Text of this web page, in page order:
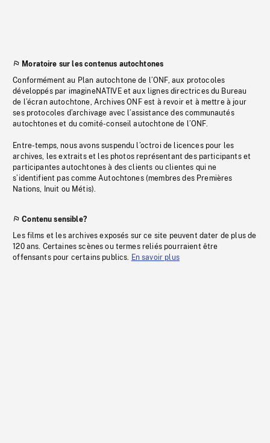
Moratoire sur les contenus autochtones
Conformément au Plan autochtone de l’ONF, aux protocoles
développés par imagineNATIVE et aux lignes directrices du Bureau
de l’écran autochtone, Archives ONF est à revoir et à mettre à jour
ses protocoles d’archivage avec l’assistance des communautés
autochtones et du comité-conseil autochtone de l’ONF.
Entre-temps, nous avons suspendu l’octroi de licences pour les
archives, les extraits et les photos représentant des participants et
participantes autochtones à des clients ou clientes qui ne
s’identifient pas comme Autochtones (membres des Premières
Nations, Inuit ou Métis).
Contenu sensible?
Les films et les archives exposés sur ce site peuvent dater de plus de
120 ans. Certaines scènes ou termes reliés pourraient être
offensants pour certains publics. En savoir plus